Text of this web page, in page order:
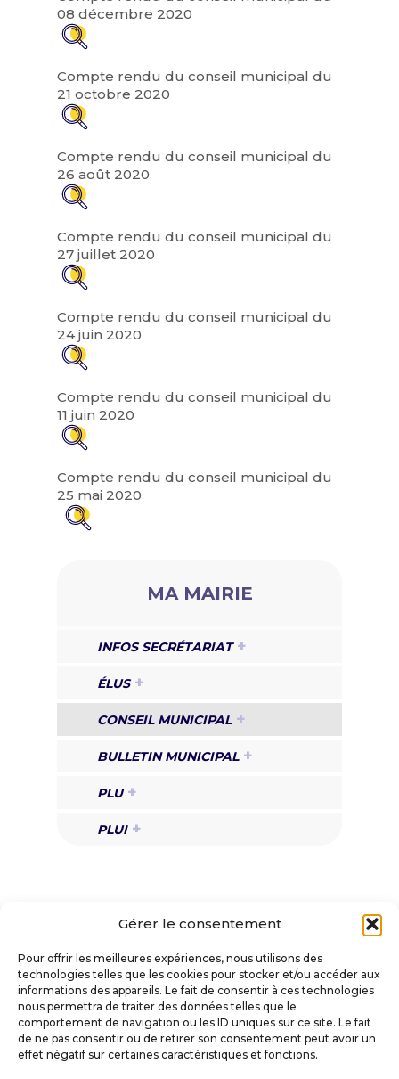
Gérer le consentement
Pour offrir les meilleures expériences, nous utilisons des
technologies telles que les cookies pour stocker et/ou accéder aux
informations des appareils. Le fait de consentir à ces technologies
nous permettra de traiter des données telles que le
comportement de navigation ou les ID uniques sur ce site. Le fait
de ne pas consentir ou de retirer son consentement peut avoir un
effet négatif sur certaines caractéristiques et fonctions.
08 décembre 2020
Compte rendu du conseil municipal du
21 octobre 2020
Compte rendu du conseil municipal du
26 août 2020
Compte rendu du conseil municipal du
27 juillet 2020
Compte rendu du conseil municipal du
24 juin 2020
Compte rendu du conseil municipal du
11 juin 2020
Compte rendu du conseil municipal du
25 mai 2020
MA MAIRIE
INFOS SECRÉTARIAT
ÉLUS
CONSEIL MUNICIPAL
BULLETIN MUNICIPAL
PLU
PLUI
VILLE DE SAINT-AMANT-TALLENDE
Place Docteur Darteyre
63450 SAINT-AMANT-TALLENDE